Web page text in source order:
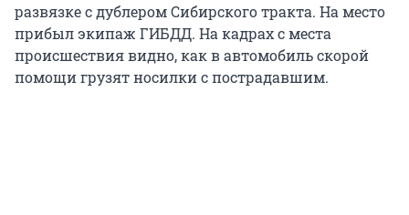
развязке с дублером Сибирского тракта. На место
прибыл экипаж ГИБДД. На кадрах с места
происшествия видно, как в автомобиль скорой
помощи грузят носилки с пострадавшим.